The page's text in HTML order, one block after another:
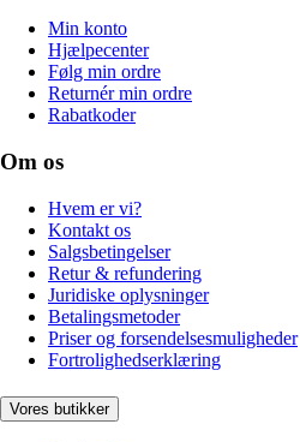
Min konto
Hjælpecenter
Følg min ordre
Returnér min ordre
Rabatkoder
Om os
Hvem er vi?
Kontakt os
Salgsbetingelser
Retur & refundering
Juridiske oplysninger
Betalingsmetoder
Priser og forsendelsesmuligheder
Fortrolighedserklæring
Vores butikker